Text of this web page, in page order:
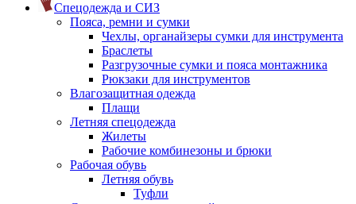
Спецодежда и СИЗ
Пояса, ремни и сумки
Чехлы, органайзеры сумки для инструмента
Браслеты
Разгрузочные сумки и пояса монтажника
Рюкзаки для инструментов
Влагозащитная одежда
Плащи
Летняя спецодежда
Жилеты
Рабочие комбинезоны и брюки
Рабочая обувь
Летняя обувь
Туфли